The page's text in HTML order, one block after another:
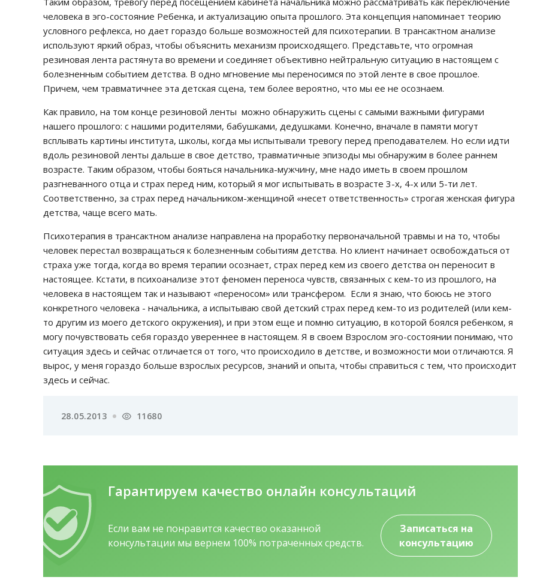
человека в эго-состояние Ребенка, и актуализацию опыта прошлого. Эта концепция напоминает теорию
условного рефлекса, но дает гораздо больше возможностей для психотерапии. В трансактном анализе
используют яркий образ, чтобы объяснить механизм происходящего. Представьте, что огромная
резиновая лента растянута во времени и соединяет объективно нейтральную ситуацию в настоящем с
болезненным событием детства. В одно мгновение мы переносимся по этой ленте в свое прошлое.
Причем, чем травматичнее эта детская сцена, тем более вероятно, что мы ее не осознаем.
Как правило, на том конце резиновой ленты можно обнаружить сцены с самыми важными фигурами
нашего прошлого: с нашими родителями, бабушками, дедушками. Конечно, вначале в памяти могут
всплывать картины института, школы, когда мы испытывали тревогу перед преподавателем. Но если идти
вдоль резиновой ленты дальше в свое детство, травматичные эпизоды мы обнаружим в более раннем
возрасте. Таким образом, чтобы бояться начальника-мужчину, мне надо иметь в своем прошлом
разгневанного отца и страх перед ним, который я мог испытывать в возрасте 3-х, 4-х или 5-ти лет.
Соответственно, за страх перед начальником-женщиной «несет ответственность» строгая женская фигура
детства, чаще всего мать.
Психотерапия в трансактном анализе направлена на проработку первоначальной травмы и на то, чтобы
человек перестал возвращаться к болезненным событиям детства. Но клиент начинает освобождаться от
страха уже тогда, когда во время терапии осознает, страх перед кем из своего детства он переносит в
настоящее. Кстати, в психоанализе этот феномен переноса чувств, связанных с кем-то из прошлого, на
человека в настоящем так и называют «переносом» или трансфером. Если я знаю, что боюсь не этого
конкретного человека - начальника, а испытываю свой детский страх перед кем-то из родителей (или кем-
то другим из моего детского окружения), и при этом еще и помню ситуацию, в которой боялся ребенком, я
могу почувствовать себя гораздо увереннее в настоящем. Я в своем Взрослом эго-состоянии понимаю, что
ситуация здесь и сейчас отличается от того, что происходило в детстве, и возможности мои отличаются. Я
вырос, у меня гораздо больше взрослых ресурсов, знаний и опыта, чтобы справиться с тем, что происходит
здесь и сейчас.
28.05.2013 11680
Гарантируем качество онлайн консультаций
Если вам не понравится качество оказанной
консультации мы вернем 100% потраченных средств.
Записаться на
консультацию